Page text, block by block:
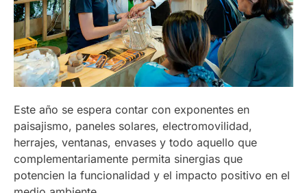
Este año se espera contar con exponentes en
paisajismo, paneles solares, electromovilidad,
herrajes, ventanas, envases y todo aquello que
complementariamente permita sinergias que
potencien la funcionalidad y el impacto positivo en el